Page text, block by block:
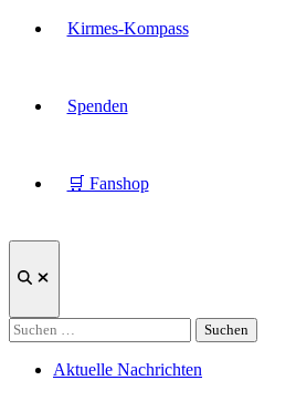
Kirmes-Kompass
Spenden
🛒 Fanshop
Suche
Suchen
nach:
Veröffentlicht
Aktuelle Nachrichten